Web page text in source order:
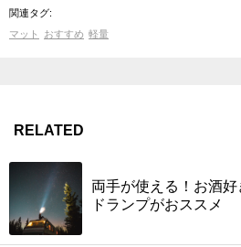
関連タグ:
マット
おすすめ 軽量
RELATED
両手が使える！お酒
ドランプがおススメ